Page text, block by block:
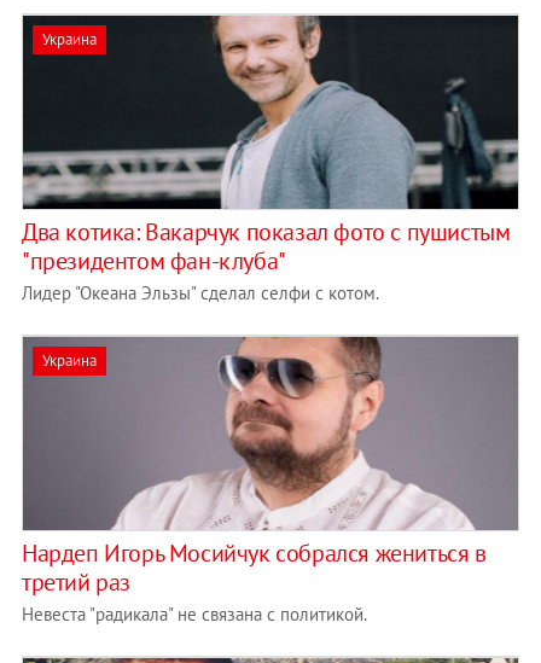
Украина
Два котика: Вакарчук показал фото с пушистым
"президентом фан-клуба"
Лидер "Океана Эльзы" сделал селфи с котом.
Украина
Нардеп Игорь Мосийчук собрался жениться в
третий раз
Невеста "радикала" не связана с политикой.